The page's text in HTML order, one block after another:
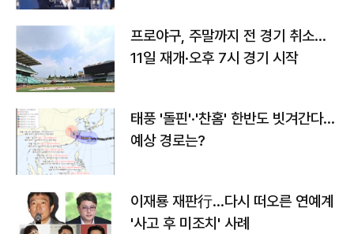
프로야구, 주말까지 전 경기 취소…
11일 재개·오후 7시 경기 시작
태풍 '돌핀'·'찬홈' 한반도 빗겨간다…
예상 경로는?
이재룡 재판行…다시 떠오른 연예계
'사고 후 미조치' 사례